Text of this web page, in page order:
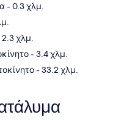
- 0.3 χλμ.
χλμ.
- 3.4 χλμ.
- 33.2 χλμ.